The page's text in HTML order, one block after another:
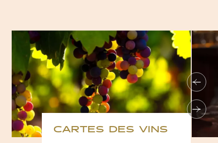
CARTES DES VINS